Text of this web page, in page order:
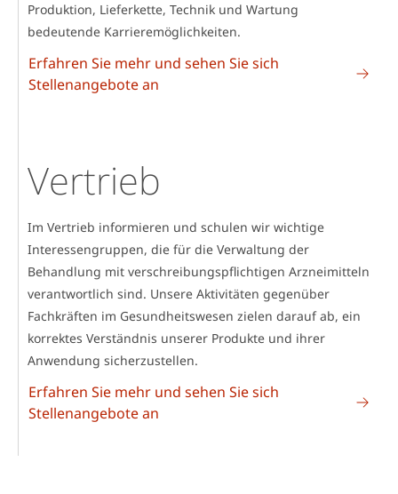
Produktion, Lieferkette, Technik und Wartung
bedeutende Karrieremöglichkeiten.
Erfahren Sie mehr und sehen Sie sich
Stellenangebote an
Vertrieb
Im Vertrieb informieren und schulen wir wichtige
Interessengruppen, die für die Verwaltung der
Behandlung mit verschreibungspflichtigen Arzneimitteln
verantwortlich sind. Unsere Aktivitäten gegenüber
Fachkräften im Gesundheitswesen zielen darauf ab, ein
korrektes Verständnis unserer Produkte und ihrer
Anwendung sicherzustellen.
Erfahren Sie mehr und sehen Sie sich
Stellenangebote an